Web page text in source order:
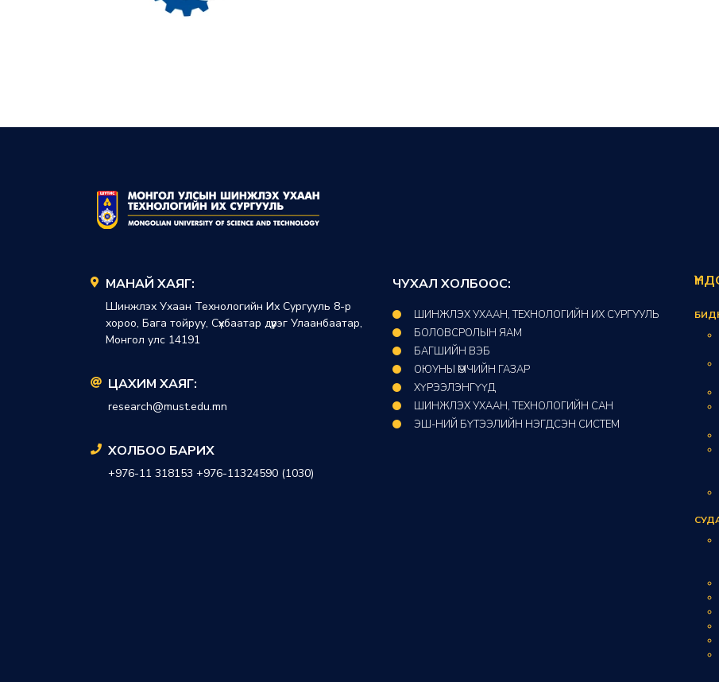
МАНАЙ ХАЯГ:
Шинжлэх Ухаан Технологийн Их Сургууль 8-р
хороо, Бага тойруу, Сүхбаатар дүүрэг Улаанбаатар,
Монгол улс 14191
ЦАХИМ ХАЯГ:
research@must.edu.mn
ХОЛБОО БАРИХ
+976-11 318153 +976-11324590 (1030)
ЧУХАЛ ХОЛБООС:
ШИНЖЛЭХ УХААН, ТЕХНОЛОГИЙН ИХ СУРГУУЛЬ
БОЛОВСРОЛЫН ЯАМ
БАГШИЙН ВЭБ
ОЮУНЫ ӨМЧИЙН ГАЗАР​
ХҮРЭЭЛЭНГҮҮД​
ШИНЖЛЭХ УХААН, ТЕХНОЛОГИЙН САН​
ЭШ-НИЙ БҮТЭЭЛИЙН НЭГДСЭН СИСТЕМ